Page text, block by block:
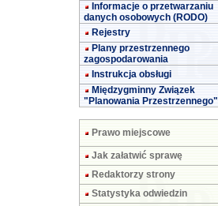
Informacje o przetwarzaniu
danych osobowych (RODO)
Rejestry
Plany przestrzennego
zagospodarowania
Instrukcja obsługi
Międzygminny Związek
"Planowania Przestrzennego"
Prawo miejscowe
Jak załatwić sprawę
Redaktorzy strony
Statystyka odwiedzin